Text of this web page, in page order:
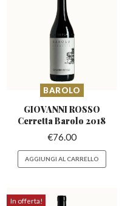
BAROLO
GIOVANNI ROSSO
CerrettaBarolo 2018
€76.00
AGGIUNGI AL CARRELLO
In offerta!